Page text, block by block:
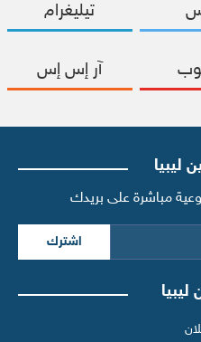
تيليغرام
آر إس إس
ليبيا
مباشرة على بريدك
اشترك